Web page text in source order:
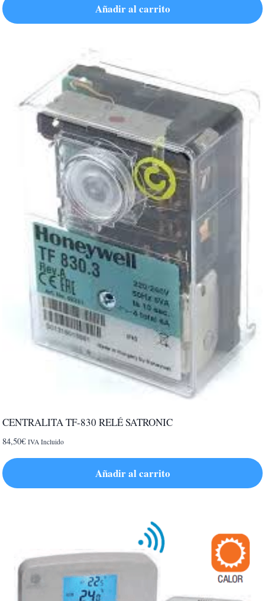
Añadir al carrito
CENTRALITA TF-830 RELÉ SATRONIC
84,50€ IVA Incluido
Añadir al carrito